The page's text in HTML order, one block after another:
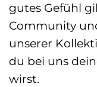
gutes Gefühl
Community
unserer
du bei uns
wirst.